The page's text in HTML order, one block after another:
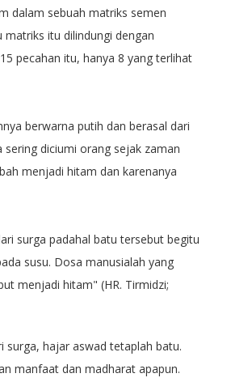
dalam sebuah matriks semen
matriks itu dilindungi dengan
pecahan itu, hanya 8 yang terlihat
berwarna putih dan berasal dari
sering diciumi orang sejak zaman
menjadi hitam dan karenanya
surga padahal batu tersebut begitu
susu. Dosa manusialah yang
menjadi hitam" (HR. Tirmidzi;
surga, hajar aswad tetaplah batu.
manfaat dan madharat apapun.